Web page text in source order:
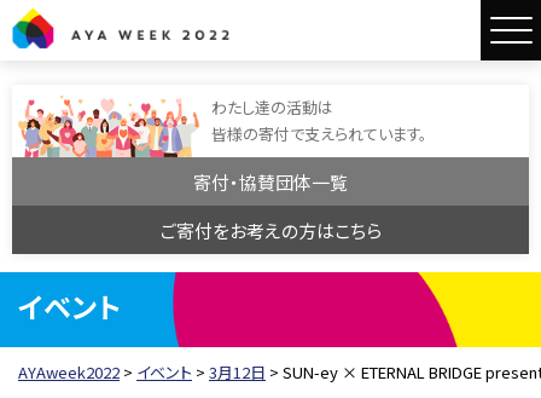
わたし達の活動は
皆様の寄付で支えられています。
寄付・協賛団体一覧
ご寄付をお考えの方はこちら
イベント
AYAweek2022 > イベント > 3月12日 > SUN-ey × ETERNAL BRIDGE